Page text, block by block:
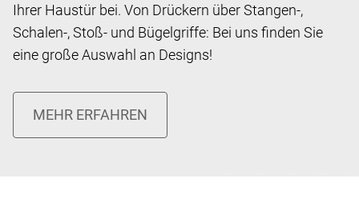
Ihrer Haustür bei. Von Drückern über Stangen-,
Schalen-, Stoß- und Bügelgriffe: Bei uns finden Sie
eine große Auswahl an Designs!